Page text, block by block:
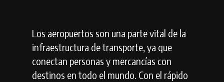
Los aeropuertos son una parte vital de la
infraestructura de transporte, ya que
conectan personas y mercancías con
destinos en todo el mundo. Con el rápido